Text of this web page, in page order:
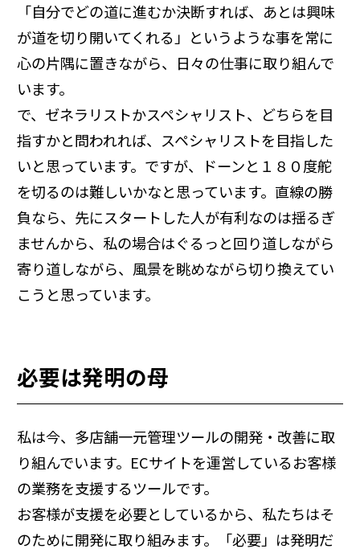
「自分でどの道に進むか決断すれば、あとは興味
が道を切り開いてくれる」というような事を常に
心の片隅に置きながら、日々の仕事に取り組んで
います。
で、ゼネラリストかスペシャリスト、どちらを目
指すかと問われれば、スペシャリストを目指した
いと思っています。ですが、ドーンと１８０度舵
を切るのは難しいかなと思っています。直線の勝
負なら、先にスタートした人が有利なのは揺るぎ
ませんから、私の場合はぐるっと回り道しながら
寄り道しながら、風景を眺めながら切り換えてい
こうと思っています。
必要は発明の母
私は今、多店舗一元管理ツールの開発・改善に取
り組んでいます。ECサイトを運営しているお客様
の業務を支援するツールです。
お客様が支援を必要としているから、私たちはそ
のために開発に取り組みます。「必要」は発明だ